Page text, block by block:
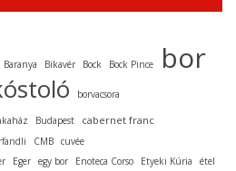
Baranya Bikavér Bock Bock Pince bor
borvacsora
Budapest cabernet franc
CMB cuvée
Eger egy bor Enoteca Corso Etyeki Kúria
étel